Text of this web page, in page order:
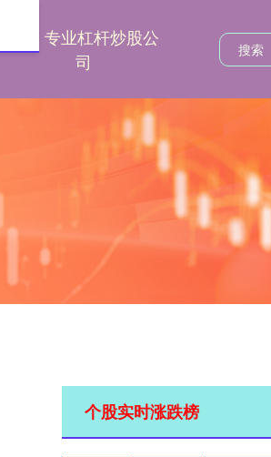
专业杠杆炒股公
司
个股实时涨跌榜